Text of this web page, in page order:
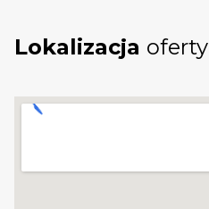
Lokalizacja oferty